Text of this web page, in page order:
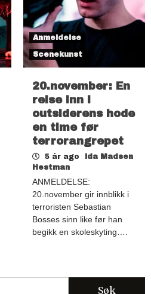
Anmeldelse
Scenekunst
20.november: En
reise inn i
outsiderens hode
en time før
terrorangrepet
5 år ago
Ida Madsen
Hestman
ANMELDELSE:
20.november gir innblikk i
terroristen Sebastian
Bosses sinn like før han
begikk en skoleskyting….